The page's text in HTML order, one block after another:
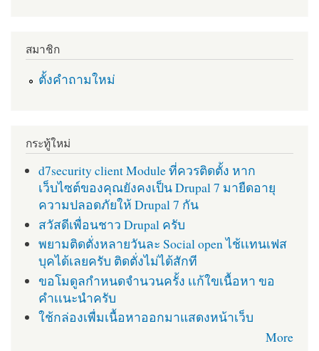
สมาชิก
ตั้งคำถามใหม่
กระทู้ใหม่
d7security client Module ที่ควรติดตั้ง หาก
เว็บไซต์ของคุณยังคงเป็น Drupal 7 มายืดอายุ
ความปลอดภัยให้ Drupal 7 กัน
สวัสดีเพื่อนชาว Drupal ครับ
พยามติดตั่งหลายวันละ Social open ไช้เเทนเฟส
บุคได้เลยครับ ติดตั่งไม่ได้สักที
ขอโมดูลกำหนดจำนวนครั้ง เเก้ใขเนื้อหา ขอ
คำเเนะนำครับ
ใช้กล่องเพื่มเนื้อหาออกมาแสดงหน้าเว็บ
More